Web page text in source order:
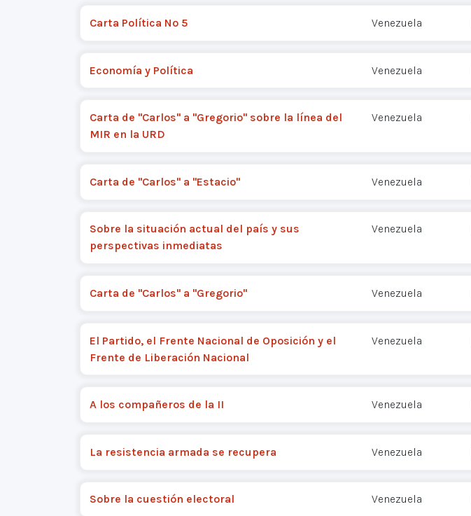
Carta Política Nº 5 Venezuela
Economía y Política Venezuela
Carta de "Carlos" a "Gregorio" sobre la línea del
MIR en la URD
Venezuela
Carta de "Carlos" a "Estacio" Venezuela
Sobre la situación actual del país y sus
perspectivas inmediatas
Venezuela
Carta de "Carlos" a "Gregorio" Venezuela
El Partido, el Frente Nacional de Oposición y el
Frente de Liberación Nacional
Venezuela
A los compañeros de la II Venezuela
La resistencia armada se recupera Venezuela
Sobre la cuestión electoral Venezuela